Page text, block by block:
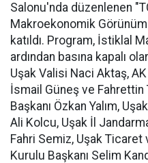
Salonu'nda düzenlenen
Makroekonomik
katıldı. Program, İstiklal
ardından basına kapalı
Uşak Valisi Naci Aktaş,
İsmail Güneş ve Fahrettin
Başkanı Özkan Yalım,
Ali Kolcu, Uşak İl
Fahri Semiz, Uşak Ticaret
Kurulu Başkanı Selim